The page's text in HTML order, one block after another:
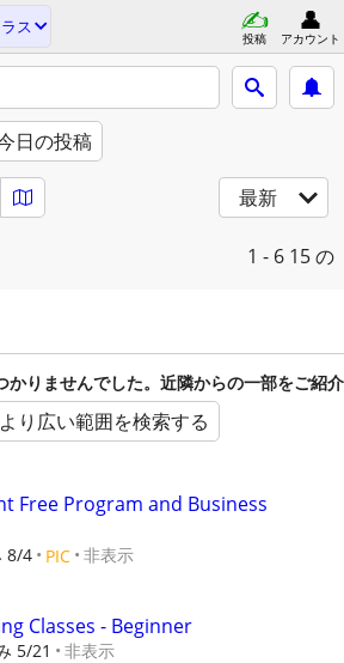
ス
投稿 アカウント
日の投稿
最新
1 - 6 15 の
かりませんでした。近隣からの一部をご紹介
より広い範囲を検索する
Free Program and Business
8/4 PIC 非表示
Classes - Beginner
5/21 非表示